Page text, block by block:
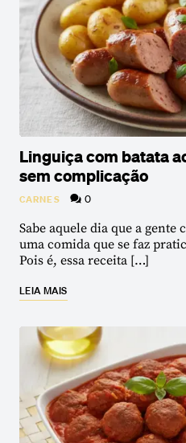
Linguiça com batata
sem complicação
CARNES 0
Sabe aquele dia que a gente
uma comida que se faz
Pois é, essa receita […]
LEIA MAIS